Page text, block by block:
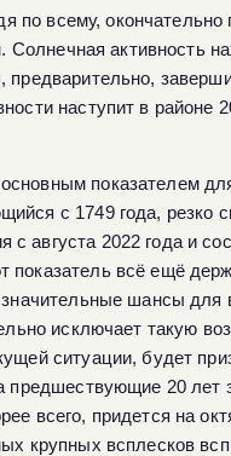
по всему, окончательно
Солнечная активность
наступит в районе
показателем
с 1749 года, резко
августа 2022 года и
всё ещё
шансы для
исключает такую
ситуации, будет
предшествующие 20 лет
всего, придется на
крупных всплесков